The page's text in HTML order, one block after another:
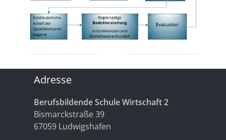
Adresse
Berufsbildende Schule Wirtschaft 2
Bismarckstraße 39
67059 Ludwigshafen